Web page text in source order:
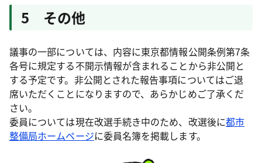
5 その他
議事の一部については、内容に東京都情報公開条例第7条
各号に規定する不開示情報が含まれることから非公開と
する予定です。非公開とされた報告事項についてはご退
席いただくことになりますので、あらかじめご了承くだ
さい。
委員については現在改選手続き中のため、改選後に都市
整備局ホームページに委員名簿を掲載します。